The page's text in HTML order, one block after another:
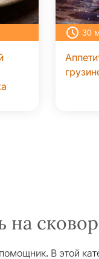
30
на
В этой